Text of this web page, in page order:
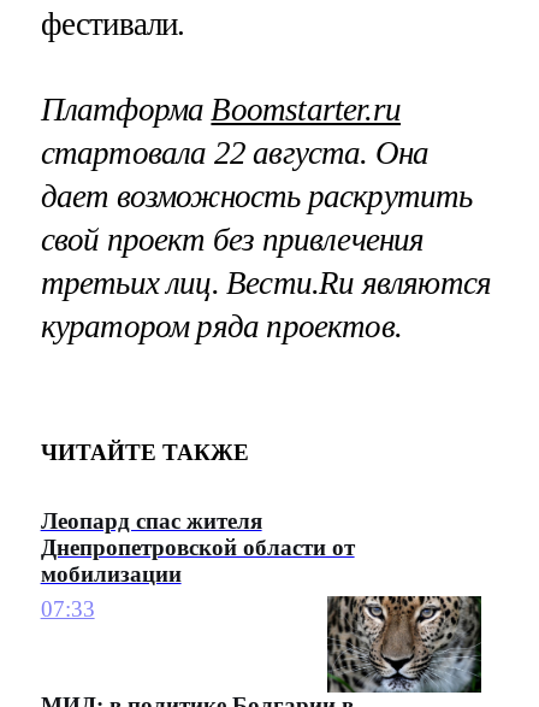
фестивали.
ПлатформаBoomstarter.ru
стартовала 22 августа. Она
дает возможность раскрутить
свой проект без привлечения
третьих лиц. Вести.Ru являются
куратором ряда проектов.
ЧИТАЙТЕ ТАКЖЕ
Леопард спас жителя
Днепропетровской области от
мобилизации
07:33